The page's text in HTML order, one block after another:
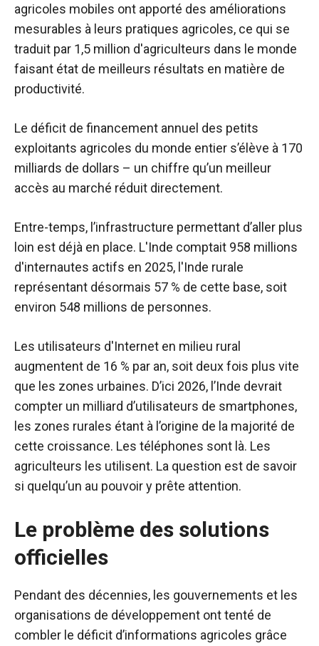
agricoles mobiles ont apporté des améliorations
mesurables à leurs pratiques agricoles, ce qui se
traduit par 1,5 million d'agriculteurs dans le monde
faisant état de meilleurs résultats en matière de
productivité.
Le déficit de financement annuel des petits
exploitants agricoles du monde entier s’élève à 170
milliards de dollars – un chiffre qu’un meilleur
accès au marché réduit directement.
Entre-temps, l’infrastructure permettant d’aller plus
loin est déjà en place. L'Inde comptait 958 millions
d'internautes actifs en 2025, l'Inde rurale
représentant désormais 57 % de cette base, soit
environ 548 millions de personnes.
Les utilisateurs d'Internet en milieu rural
augmentent de 16 % par an, soit deux fois plus vite
que les zones urbaines. D’ici 2026, l’Inde devrait
compter un milliard d’utilisateurs de smartphones,
les zones rurales étant à l’origine de la majorité de
cette croissance. Les téléphones sont là. Les
agriculteurs les utilisent. La question est de savoir
si quelqu’un au pouvoir y prête attention.
Le problème des solutions
officielles
Pendant des décennies, les gouvernements et les
organisations de développement ont tenté de
combler le déficit d’informations agricoles grâce